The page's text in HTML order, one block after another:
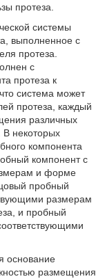
протеза.
системы
выполненное с
протеза.
с
протеза к
система может
протеза, каждый
различных
В некоторых
компонента
компонент с
и форме
пробный
размерам
и пробный
основание
размещения